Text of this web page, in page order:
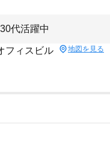
代活躍中
フィスビル 地図を見る